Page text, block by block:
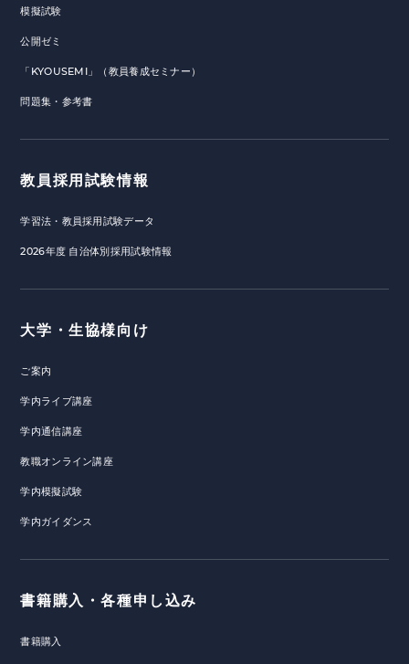
模擬試験
公開ゼミ
「KYOUSEMI」（教員養成セミナー）
問題集・参考書
教員採用試験情報
学習法・教員採用試験データ
2026年度 自治体別採用試験情報
大学・生協様向け
ご案内
学内ライブ講座
学内通信講座
教職オンライン講座
学内模擬試験
学内ガイダンス
書籍購入・各種申し込み
書籍購入